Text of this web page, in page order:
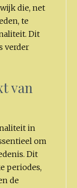
die, net
te
Dit
verder
van
in
om
Dit
periodes,
de